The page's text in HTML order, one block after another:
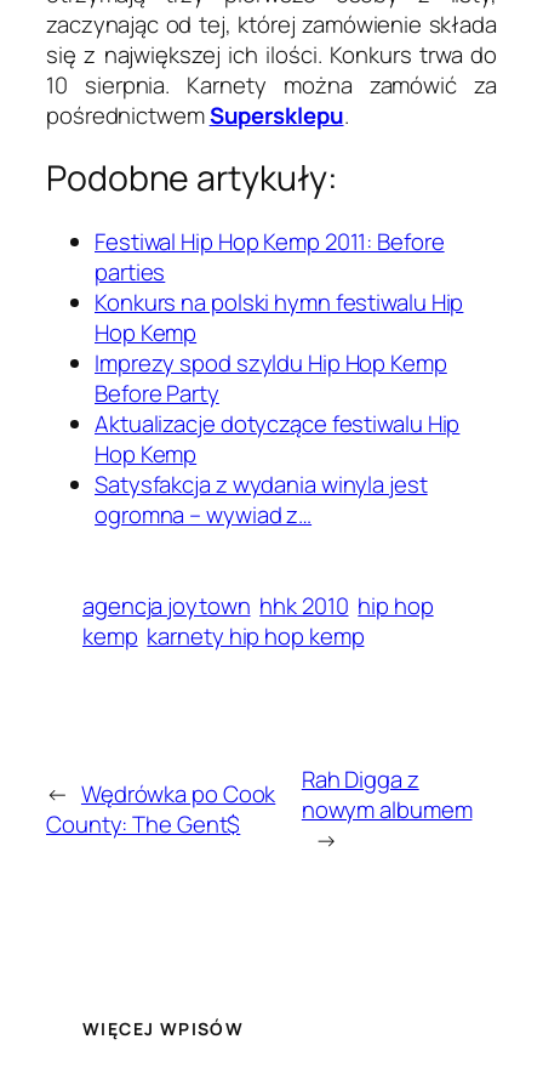
zaczynając od tej, której zamówienie składa
się z największej ich ilości. Konkurs trwa do
10 sierpnia. Karnety można zamówić za
pośrednictwemSupersklepu.
Podobne artykuły:
Festiwal Hip Hop Kemp 2011: Before
parties
Konkurs na polski hymn festiwalu Hip
Hop Kemp
Imprezy spod szyldu Hip Hop Kemp
Before Party
Aktualizacje dotyczące festiwalu Hip
Hop Kemp
Satysfakcja z wydania winyla jest
ogromna – wywiad z…
agencja joytown hhk 2010 hip hop
kemp karnety hip hop kemp
← Wędrówka po Cook
County: The Gent$
Rah Digga z
nowym albumem
→
WIĘCEJ WPISÓW